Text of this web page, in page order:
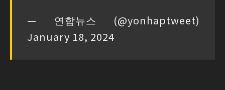
— 연합뉴스 (@yonhaptweet)
January 18, 2024